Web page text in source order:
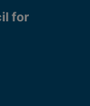
for